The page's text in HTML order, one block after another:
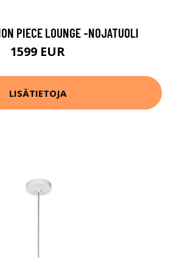
PIECE LOUNGE -NOJATUOLI
1599 EUR
LISÄTIETOJA